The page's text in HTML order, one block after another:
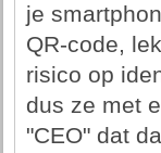
je
QR-code,
risico op
dus ze met
"CEO" dat